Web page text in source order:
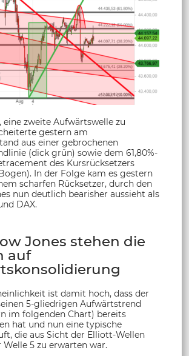
eine zweite Aufwärtswelle zu
gestern am
aus einer gebrochenen
(dick grün) sowie dem 61,80%-
des Kursrücksetzers
In der Folge kam es gestern
scharfen Rücksetzer, durch den
nun deutlich bearisher aussieht als
DAX.
Jones stehen die
auf
ist damit hoch, dass der
5-gliedrigen Aufwärtstrend
im folgenden Chart) bereits
hat und nun eine typische
die aus Sicht der Elliott-Wellen
Welle 5 zu erwarten war.